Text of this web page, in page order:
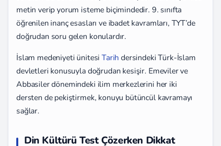
metin verip yorum isteme biçimindedir. 9. sınıfta
öğrenilen inanç esasları ve ibadet kavramları, TYT’de
doğrudan soru gelen konulardır.
İslam medeniyeti ünitesiTarih dersindeki Türk-İslam
devletleri konusuyla doğrudan kesişir. Emeviler ve
Abbasiler dönemindeki ilim merkezlerini her iki
dersten de pekiştirmek, konuyu bütüncül kavramayı
sağlar.
Din Kültürü Test Çözerken Dikkat